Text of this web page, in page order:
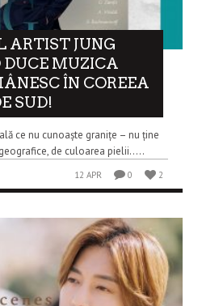
ARTIST JUNG
DUCE MUZICA
ÎN COREEA
SUD!
ce nu cunoaște granițe – nu ține
de culoarea pielii…..
12 APR 0 2